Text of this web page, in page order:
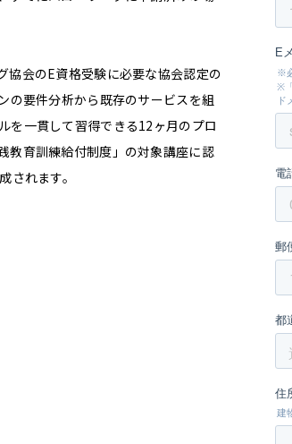
協会のE資格受験に必要な協会認定の
の要件分析から既存のサービスを組
を一貫して習得できる12ヶ月のプロ
教育訓練給付制度」の対象講座に認
されます。